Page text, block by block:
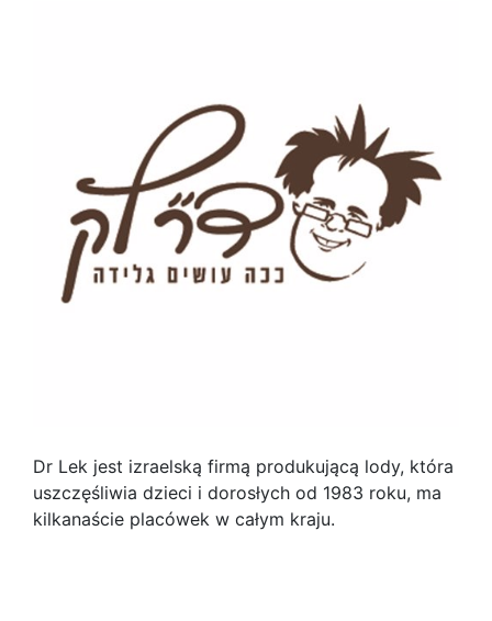
Dr Lek jest izraelską firmą produkującą lody, która
uszczęśliwia dzieci i dorosłych od 1983 roku, ma
kilkanaście placówek w całym kraju.